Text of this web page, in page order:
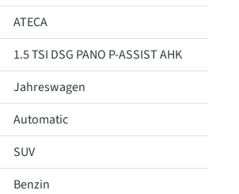
ATECA
1.5 TSI DSG PANO P-ASSIST AHK
Jahreswagen
Automatic
SUV
Benzin